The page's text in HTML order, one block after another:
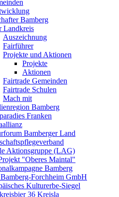
Bamberg
Landkreis
Auszeichnung
Fairführer
Projekte und Aktionen
Projekte
Aktionen
Fairtrade Gemeinden
Fairtrade Schulen
Mach mit
Bamberg
Franken
Bamberger Land
Aktionsgruppe (LAG)
"Oberes Maintal"
Bamberg
Forchheim GmbH
Kulturerbe-Siegel
36 Kreisla